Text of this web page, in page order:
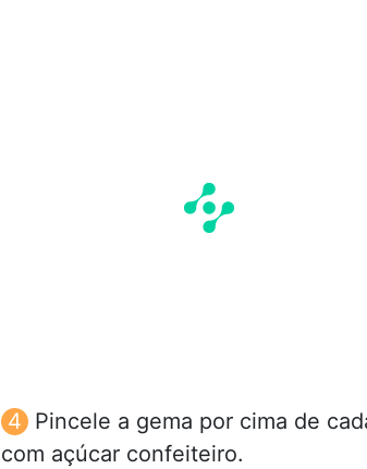
Pincele a gema por cima de
com açúcar confeiteiro.